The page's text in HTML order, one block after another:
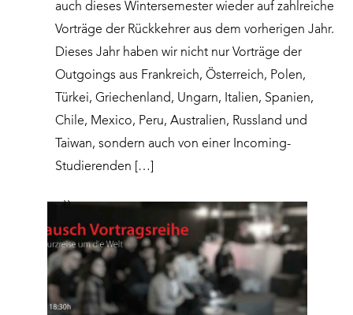
auch dieses Wintersemester wieder auf zahlreiche
Vorträge der Rückkehrer aus dem vorherigen Jahr.
Dieses Jahr haben wir nicht nur Vorträge der
Outgoings aus Frankreich, Österreich, Polen,
Türkei, Griechenland, Ungarn, Italien, Spanien,
Chile, Mexico, Peru, Australien, Russland und
Taiwan, sondern auch von einer Incoming-
Studierenden […]
››